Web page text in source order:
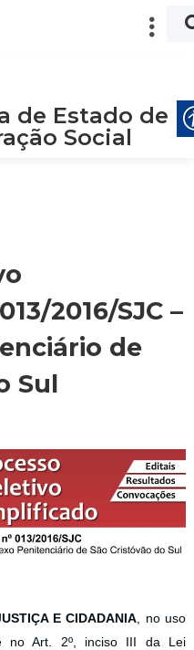
de Estado de
Social
2016/SJC –
de
Sul
E CIDADANIA , no uso
no Art. 2º, inciso III da Lei